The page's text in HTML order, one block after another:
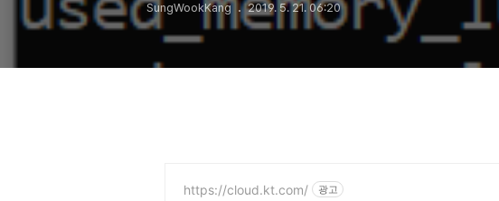
SungWookKang 2019. 5. 21. 06:20
https://cloud.kt.com/ 광고